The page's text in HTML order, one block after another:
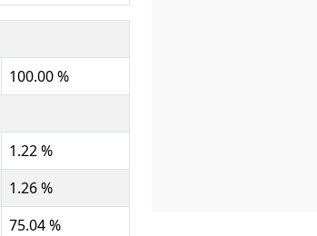
100.00 %
1.22 %
1.26 %
75.04 %